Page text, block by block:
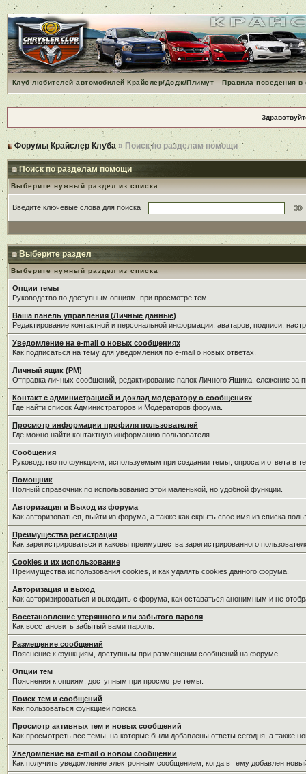
Клуб любителей автомобилей Крайслер/Додж/Плимут Правила поведения
Форумы Крайслер Клуба » Поиск по разделам помощи
Поиск по разделам помощи
Выберите нужный раздел из списка
Введите ключевые слова для поиска
Выберите раздел
Выберите нужный раздел из списка
Опции темы
Руководство по доступным опциям, при просмотре тем.
Ваша панель управления (Личные данные)
Редактирование контактной и персональной информации, аватаров, подписи,
Уведомление на e-mail о новых сообщениях
Как подписаться на тему для уведомления по e-mail о новых ответах.
Личный ящик (PM)
Отправка личных сообщений, редактирование папок Личного Ящика, слежение
Контакт с администрацией и доклад модератору о сообщениях
Где найти список Администраторов и Модераторов форума.
Просмотр информации профиля пользователей
Где можно найти контактную информацию пользователя.
Сообщения
Руководство по функциям, используемым при создании темы, опроса и ответа в
Помощник
Полный справочник по использованию этой маленькой, но удобной функции.
Авторизация и Выход из форума
Как авторизоваться, выйти из форума, а также как скрыть свое имя из списка
Преимущества регистрации
Как зарегистрироваться и каковы преимущества зарегистрированного
Cookies и их использование
Преимущества использования cookies, и как удалять cookies данного форума.
Авторизация и выход
Как авторизироваться и выходить с форума, как оставаться анонимным и не
Восстановление утерянного или забытого пароля
Как восстановить забытый вами пароль.
Размещение сообщений
Пояснение к функциям, доступным при размещении сообщений на форуме.
Опции тем
Пояснения к опциям, доступным при просмотре темы.
Поиск тем и сообщений
Как пользоваться функцией поиска.
Просмотр активных тем и новых сообщений
Как просмотреть все темы, на которые были добавлены ответы сегодня, а также
Уведомление на е-mail о новом сообщении
Как получить уведомление электронным сообщением, когда в тему добавлен